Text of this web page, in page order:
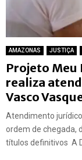
AMAZONAS JUSTIÇA
Projeto Meu
realiza
Vasco
Atendimento
ordem de chegada,
títulos definitivos A